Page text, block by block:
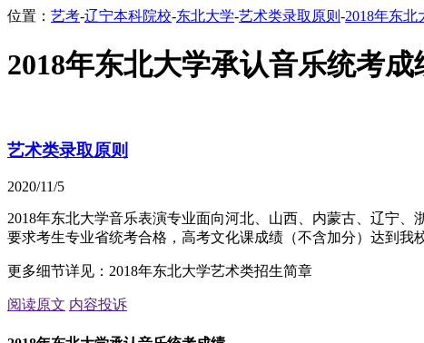
位置： 艺考-辽宁本科院校-东北大学-艺术类录取原则 -2018年东
2018年东北大学承认音乐统考成
艺术类录取原则
2020/11/5
2018年东北大学音乐表演专业面向河北、山西、内蒙古、辽宁、
要求考生专业省统考合格，高考文化课成绩（不含加分）达到我
更多细节详见：2018年东北大学艺术类招生简章
阅读原文 内容投诉